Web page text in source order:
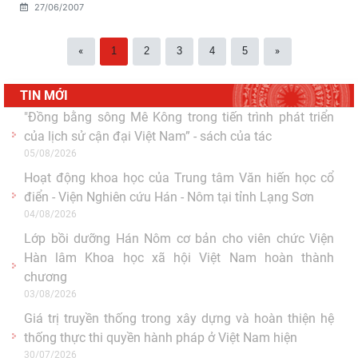
27/06/2007
« 1 2 3 4 5 »
TIN MỚI
"Đồng bằng sông Mê Kông trong tiến trình phát triển
của lịch sử cận đại Việt Nam” - sách của tác
Hoạt động khoa học của Trung tâm Văn hiến học cổ
điển - Viện Nghiên cứu Hán - Nôm tại tỉnh Lạng Sơn
Lớp bồi dưỡng Hán Nôm cơ bản cho viên chức Viện
Hàn lâm Khoa học xã hội Việt Nam hoàn thành
chương
Giá trị truyền thống trong xây dựng và hoàn thiện hệ
thống thực thi quyền hành pháp ở Việt Nam hiện